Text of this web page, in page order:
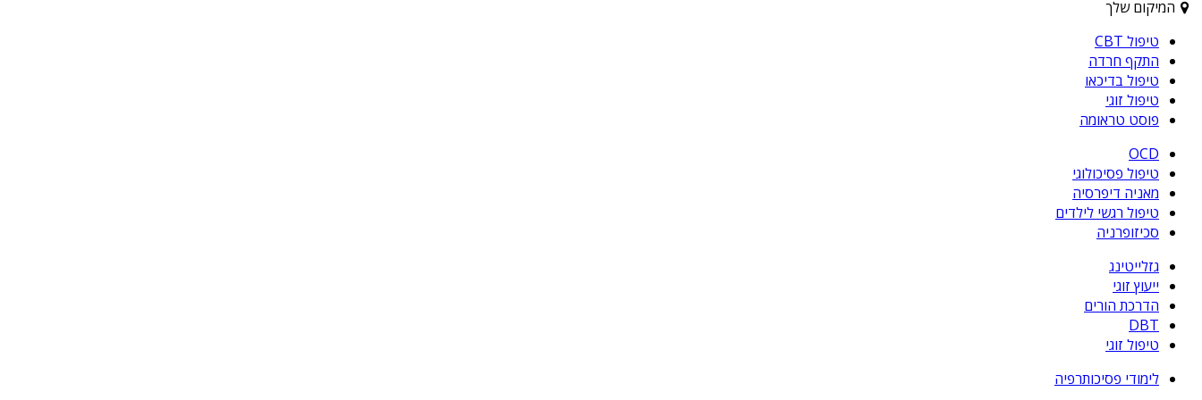
המיקום שלך
טיפול CBT
התקף חרדה
טיפול בדיכאו
טיפול זוגי
פוסט טראומה
OCD
טיפול פסיכולוגי
מאניה דיפרסיה
טיפול רגשי לילדים
סכיזופרניה
גזלייטינג
ייעוץ זוגי
הדרכת הורים
DBT
טיפול זוגי
לימודי פסיכותרפיה